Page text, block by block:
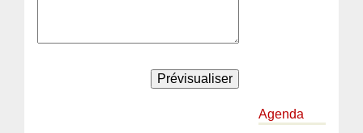
Agenda